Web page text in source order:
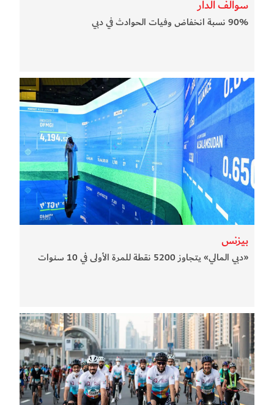
سوالف الدار
90% نسبة انخفاض وفيات الحوادث في دبي
بيزنس
«دبي المالي» يتجاوز 5200 نقطة للمرة الأولى في 10 سنوات